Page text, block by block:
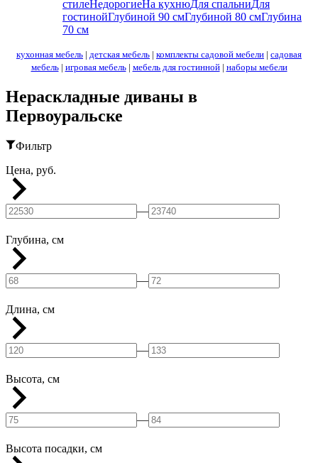
стилеНедорогиеНа кухнюДля спальниДля
гостинойГлубиной 90 смГлубиной 80 смГлубина
70 см
кухонная мебель | детская мебель | комплекты садовой мебели | садовая
мебель| игровая мебель| мебель для гостинной| наборы мебели
Нераскладные диваны в
Первоуральске
Фильтр
Цена, руб.
—
Глубина, см
—
Длина, см
—
Высота, см
—
Высота посадки, см